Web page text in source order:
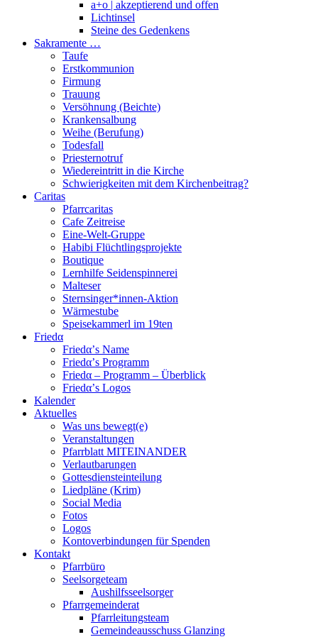
a+o | akzeptierend und offen
Lichtinsel
Steine des Gedenkens
Sakramente …
Taufe
Erstkommunion
Firmung
Trauung
Versöhnung (Beichte)
Krankensalbung
Weihe (Berufung)
Todesfall
Priesternotruf
Wiedereintritt in die Kirche
Schwierigkeiten mit dem Kirchenbeitrag?
Caritas
Pfarrcaritas
Cafe Zeitreise
Eine-Welt-Gruppe
Habibi Flüchtlingsprojekte
Boutique
Lernhilfe Seidenspinnerei
Malteser
Sternsinger*innen-Aktion
Wärmestube
Speisekammerl im 19ten
Friedα
Friedα’s Name
Friedα’s Programm
Friedα – Programm – Überblick
Friedα’s Logos
Kalender
Aktuelles
Was uns bewegt(e)
Veranstaltungen
Pfarrblatt MITEINANDER
Verlautbarungen
Gottesdiensteinteilung
Liedpläne (Krim)
Social Media
Fotos
Logos
Kontoverbindungen für Spenden
Kontakt
Pfarrbüro
Seelsorgeteam
Aushilfsseelsorger
Pfarrgemeinderat
Pfarrleitungsteam
Gemeindeausschuss Glanzing